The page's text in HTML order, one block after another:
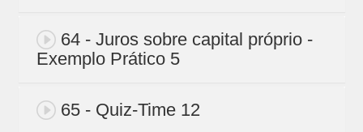
64 - Juros sobre capital próprio -
Exemplo Prático 5
65 - Quiz-Time 12